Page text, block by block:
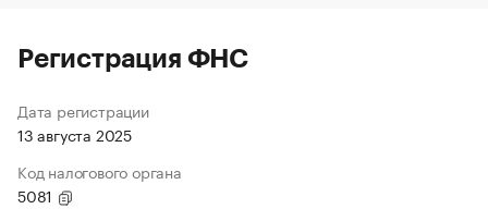
Регистрация ФНС
Дата регистрации
13 августа 2025
Код налогового органа
5081